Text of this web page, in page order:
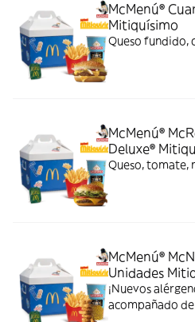
McMenú®
Mitiquísimo
Queso fundido,
McMenú®
Deluxe®
Queso, tomate,
McMenú®
Unidades
¡Nuevos
acompañado